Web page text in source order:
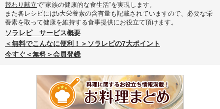
替わり献立で“家族の健康的な食生活”を実現します。
また各レシピには5大栄養素の含有量も記載されていますので、必要な栄
養素を取って健康を維持する食事提供にお役立て頂けます。
ソラレピ サービス概要
＜無料でこんなに便利！＞ソラレピの7大ポイント
今すぐ＜無料＞会員登録